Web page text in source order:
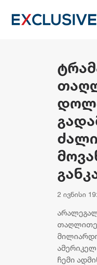
2 ივნისი
ჩემი